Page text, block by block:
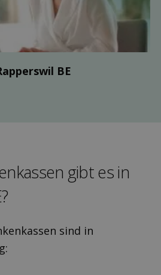
BE
gibt es in
sind in